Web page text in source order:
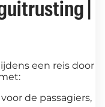
|
een reis door
de passagiers,